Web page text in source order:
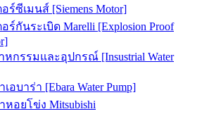
ร์ซีเมนส์ [Siemens Motor]
ร์กันระเบิด Marelli [Explosion Proof
กรรมและอุปกรณ์ [Insustrial Water
อบาร่า [Ebara Water Pump]
หอยโข่ง Mitsubishi